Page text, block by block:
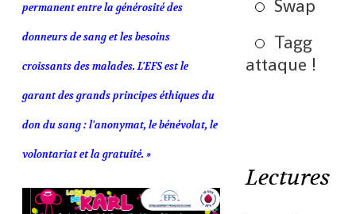
permanent entre la générosité des
donneurs de sang et les besoins
croissants des malades. L'EFS est le
garant des grands principes éthiques du
don du sang : l'anonymat, le bénévolat, le
volontariat et la gratuité. »
Swap
Tagg
attaque !
Lectures